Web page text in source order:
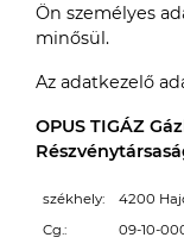
Ön személyes
minősül.
Az adatkezelő
OPUS TIGÁZ
székhely:
4200
Cg.:
09-10-